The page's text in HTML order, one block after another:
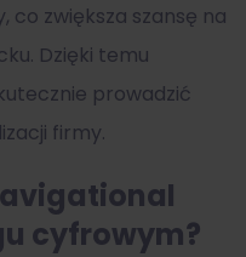
zwiększa szansę na
Dzięki temu
prowadzić
firmy.
cyfrowym?